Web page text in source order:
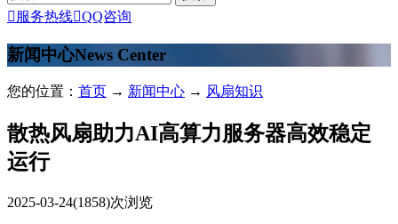
 服务热线QQ咨询
新闻中心News Center
您的位置： 首页 → 新闻中心 → 风扇知识
散热风扇助力AI高算力服务器高效稳定
运行
2025-03-24(1858)次浏览